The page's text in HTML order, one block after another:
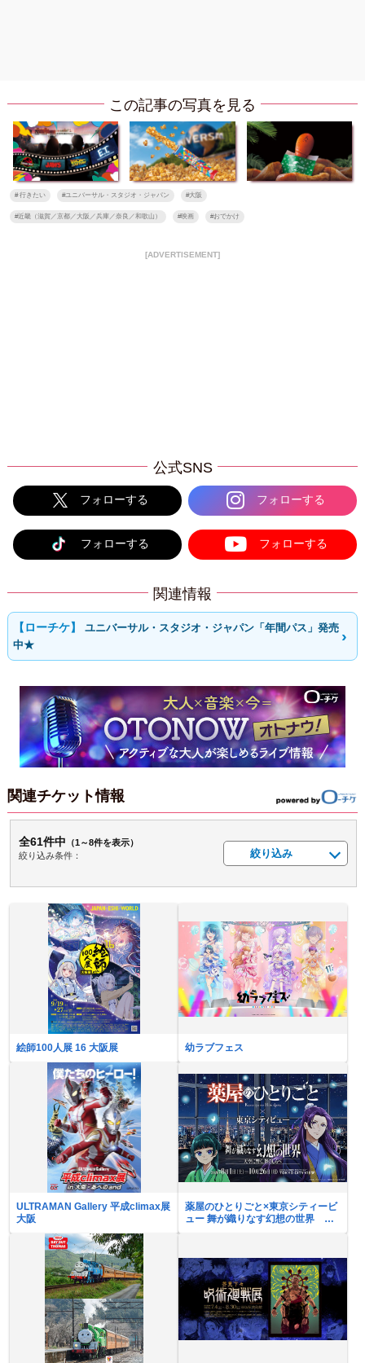
この記事の写真を見る
#行きたい #ユニバーサル・スタジオ・ジャパン #大阪
#近畿（滋賀／京都／大阪／兵庫／奈良／和歌山） #映画 #おでかけ
[ADVERTISEMENT]
公式SNS
フォローする フォローする
フォローする フォローする
関連情報
ユニバーサル・スタジオ・ジャパン「年間パス」発売
中★
関連チケット情報
全61件中 （1～8件を表示）
絞り込み条件：
絞り込み
絵師100人展 16 大阪展 幼ラブフェス
ULTRAMAN Gallery 平成climax展
大阪
薬屋のひとりごと×東京シティービ
ュー 舞が織りなす幻想の世界 ―